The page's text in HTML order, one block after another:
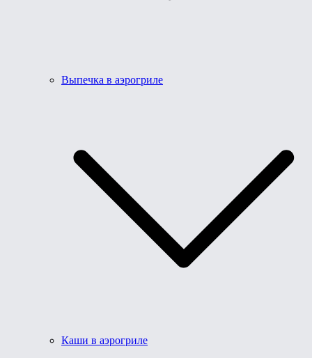
Выпечка в аэрогриле
Каши в аэрогриле